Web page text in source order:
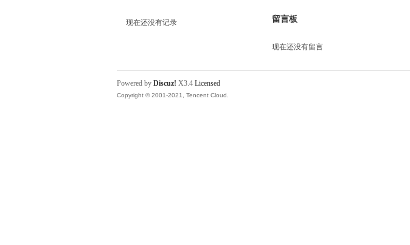
现在还没有记录 留言板
现在还没有留言
Powered by Discuz! X3.4 Licensed
Copyright © 2001-2021, Tencent Cloud.